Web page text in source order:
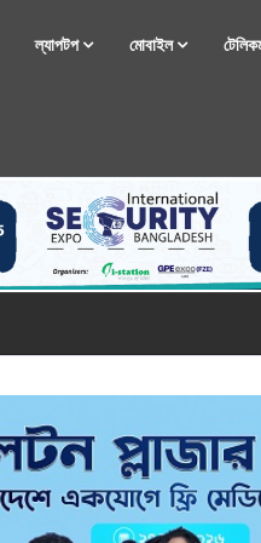
ল্যাপটপ মোবাইল